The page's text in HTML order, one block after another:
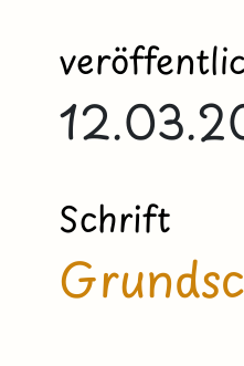
Schrift